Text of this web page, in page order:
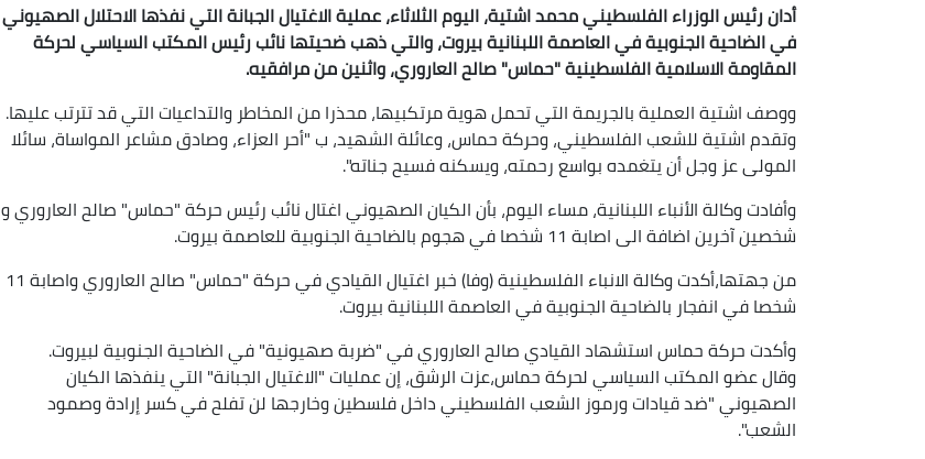
أدان رئيس الوزراء الفلسطيني محمد اشتية، اليوم الثلاثاء، عملية الاغتيال الجبانة التي نفذها الاحتلال الصهيوني
في الضاحية الجنوبية في العاصمة اللبنانية بيروت، والتي ذهب ضحيتها نائب رئيس المكتب السياسي لحركة
المقاومة الاسلامية الفلسطينية "حماس" صالح العاروري، واثنين من مرافقيه.
ووصف اشتية العملية بالجريمة التي تحمل هوية مرتكبيها، محذرا من المخاطر والتداعيات التي قد تترتب عليها.
وتقدم اشتية للشعب الفلسطيني، وحركة حماس، وعائلة الشهيد، ب "أحر العزاء، وصادق مشاعر المواساة، سائلا
المولى عز وجل أن يتغمده بواسع رحمته، ويسكنه فسيح جناته".
وأفادت وكالة الأنباء اللبنانية، مساء اليوم، بأن الكيان الصهيوني اغتال نائب رئيس حركة "حماس" صالح العاروري و
شخصين آخرين اضافة الى اصابة 11 شخصا في هجوم بالضاحية الجنوبية للعاصمة بيروت.
من جهتها،أكدت وكالة الانباء الفلسطينية (وفا) خبر اغتيال القيادي في حركة "حماس" صالح العاروري واصابة 11
شخصا في انفجار بالضاحية الجنوبية في العاصمة اللبنانية بيروت.
وأكدت حركة حماس استشهاد القيادي صالح العاروري في "ضربة صهيونية" في الضاحية الجنوبية لبيروت.
وقال عضو المكتب السياسي لحركة حماس،عزت الرشق، إن عمليات "الاغتيال الجبانة" التي ينفذها الكيان
الصهيوني "ضد قيادات ورموز الشعب الفلسطيني داخل فلسطين وخارجها لن تفلح في كسر إرادة وصمود
الشعب".